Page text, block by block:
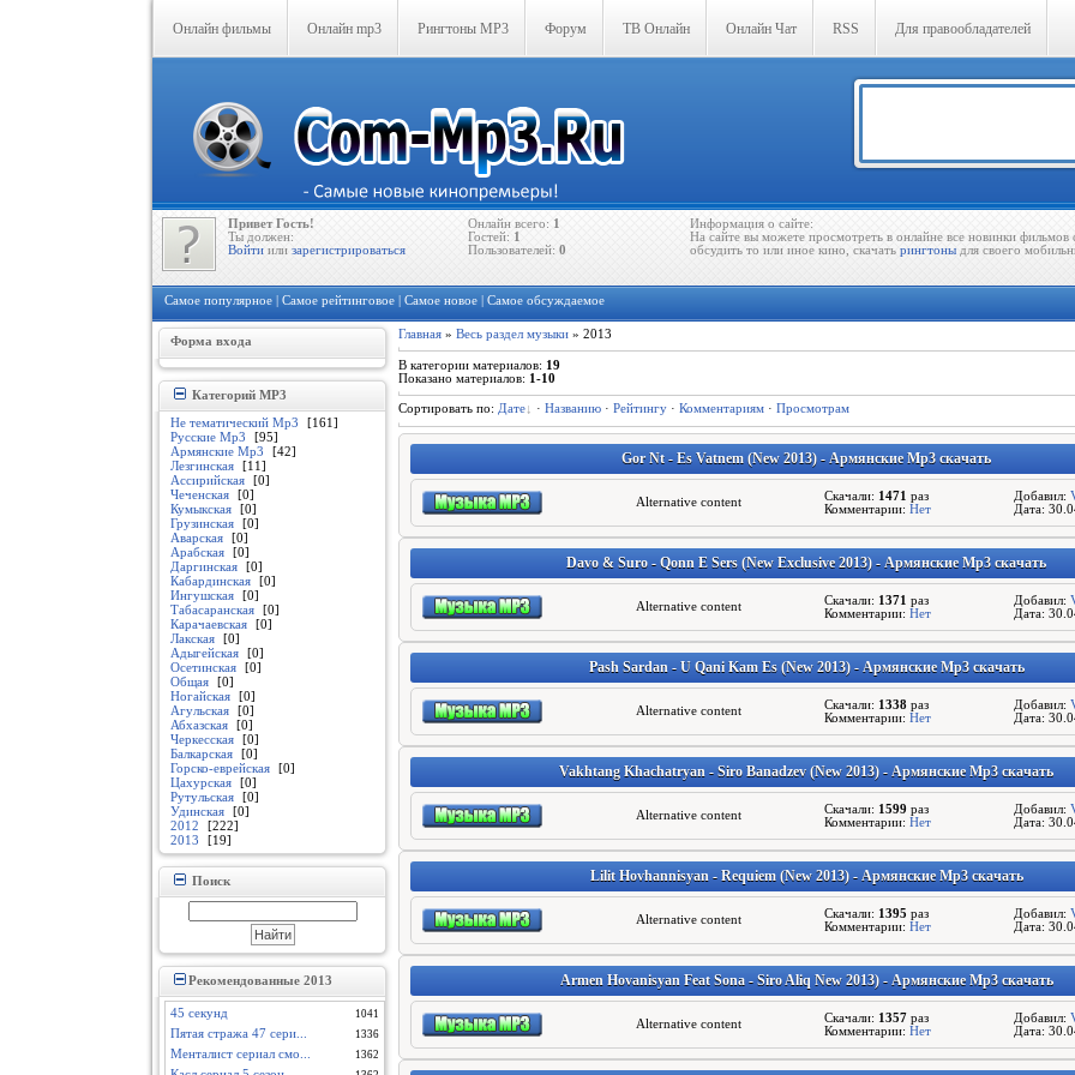
Онлайн фильмы Онлайн mp3 Рингтоны MP3 Форум ТВ Онлайн Онлайн Чат RSS Для правообладателей
Привет Гость!
Ты должен:
Войти или зарегистрироваться
Онлайн всего: 1
Гостей: 1
Пользователей: 0
Информация о сайте:
На сайте вы можете просмотреть в онлайне все новинки фильмов
обсудить то или иное кино, скачать рингтоны для своего
Самое популярное Самое рейтинговое Самое новое Самое обсуждаемое
Форма входа
Категорий MP3
Не тематический Mp3
[161]
Русские Mp3
[95]
Армянские Mp3
[42]
Лезгинская
[11]
Ассирийская
[0]
Чеченская
[0]
Кумыкская
[0]
Грузинская
[0]
Аварская
[0]
Арабская
[0]
Даргинская
[0]
Кабардинская
[0]
Ингушская
[0]
Табасаранская
[0]
Карачаевская
[0]
Лакская
[0]
Адыгейская
[0]
Осетинская
[0]
Общая
[0]
Ногайская
[0]
Агульская
[0]
Абхазская
[0]
Черкесская
[0]
Балкарская
[0]
Горско-еврейская
[0]
Цахурская
[0]
Рутульская
[0]
Удинская
[0]
2012
[222]
2013
[19]
Поиск
Рекомендованные 2013
45 секунд 1041
Пятая стража 47 сери... 1336
Менталист сериал смо... 1362
Главная » Весь раздел музыки » 2013
В категории материалов: 19
Показано материалов: 1-10
Сортировать по: Дате · Названию · Рейтингу · Комментариям · Просмотрам
Gor Nt - Es Vatnem (New 2013) - Армянские Mp3 скачать
Alternative content Скачали: 1471 раз
Комментарии: Нет
Добавил:
Дата:
Davo & Suro - Qonn E Sers (New Exclusive 2013) - Армянские Mp3 скачать
Alternative content Скачали: 1371 раз
Комментарии: Нет
Добавил:
Дата:
Pash Sardan - U Qani Kam Es (New 2013) - Армянские Mp3 скачать
Alternative content Скачали: 1338 раз
Комментарии: Нет
Добавил:
Дата:
Vakhtang Khachatryan - Siro Banadzev (New 2013) - Армянские Mp3 скачать
Alternative content Скачали: 1599 раз
Комментарии: Нет
Добавил:
Дата:
Lilit Hovhannisyan - Requiem (New 2013) - Армянские Mp3 скачать
Alternative content Скачали: 1395 раз
Комментарии: Нет
Добавил:
Дата:
Armen Hovanisyan Feat Sona - Siro Aliq New 2013) - Армянские Mp3 скачать
Alternative content Скачали: 1357 раз
Комментарии: Нет
Добавил:
Дата: